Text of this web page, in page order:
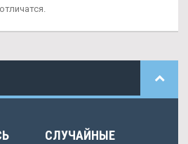
СЛУЧАЙНЫЕ